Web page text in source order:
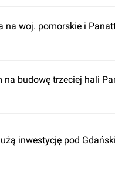
na woj. pomorskie i
budowę trzeciej hali
inwestycję pod